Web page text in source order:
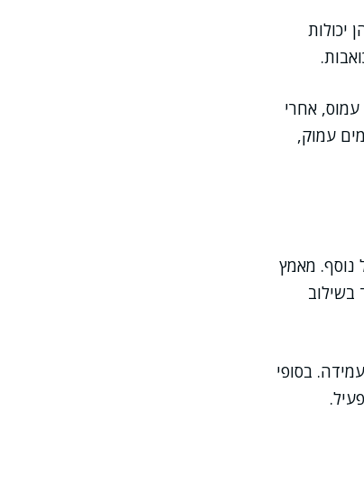
יכולות
אחרי
עמוק,
נוסף. מאמץ
בשילוב
בסופי